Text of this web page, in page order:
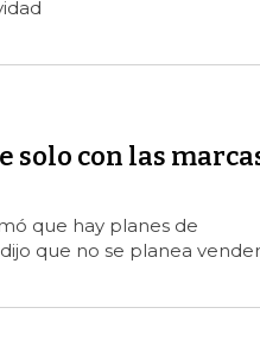
solo con las
que hay planes de
que no se planea vender